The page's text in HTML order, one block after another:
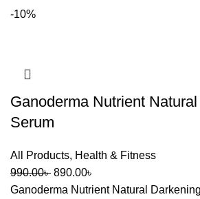
-10%
Ganoderma Nutrient
Serum
All Products, Health & Fitness
990.00৳ 890.00৳
Ganoderma Nutrient Natural